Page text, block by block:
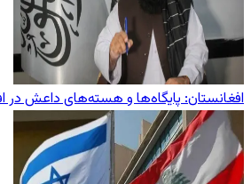
افغانستان: پایگاه‌ها و هسته‌های داعش در